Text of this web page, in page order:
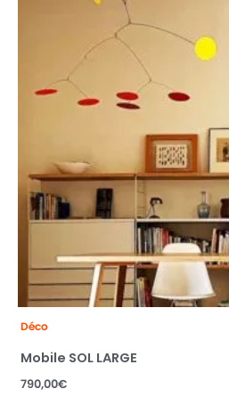
Déco
Mobile SOL LARGE
790,00€